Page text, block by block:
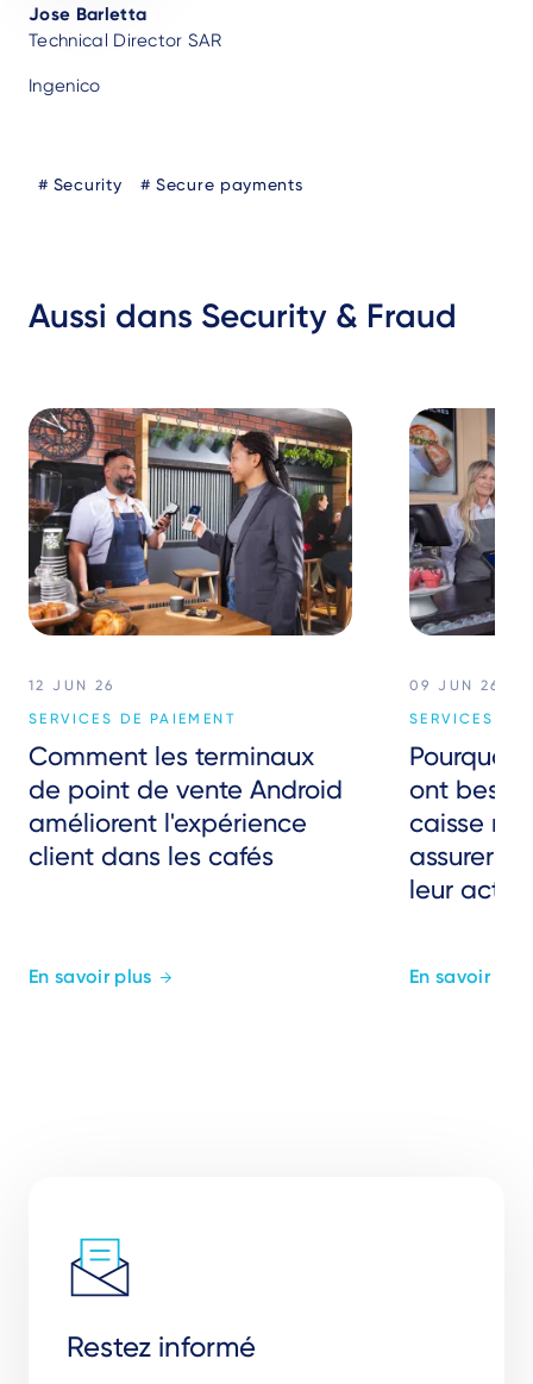
Jose Barletta
Technical Director SAR
Ingenico
BlogSecurity Secure payments
Aussi dans Security & Fraud
12 JUN 26
SERVICES DE PAIEMENT
Comment les terminaux
de point de vente Android
améliorent l'expérience
client dans les cafés
En savoir plus
09 JUN 26
SERVICES DE
Pourquoi
ont
caisse
assurer
leur
En savoir plus
Restez informé